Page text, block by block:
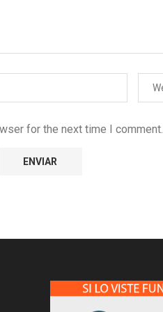
for the next time I comment.